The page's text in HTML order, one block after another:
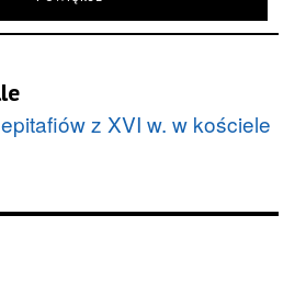
z XVI w. w kościele